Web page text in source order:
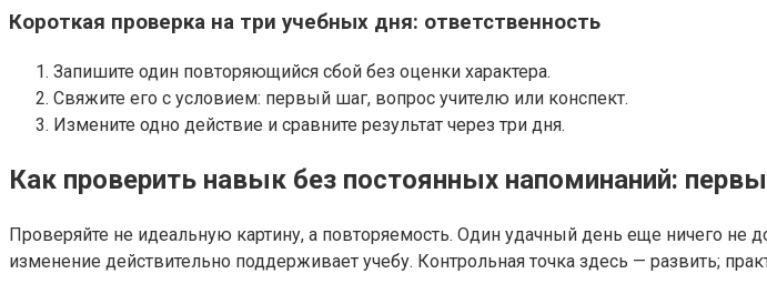
Короткая проверка на три учебных дня: ответственность
Запишите один повторяющийся сбой без оценки характера.
Свяжите его с условием: первый шаг, вопрос учителю или конспект.
Измените одно действие и сравните результат через три дня.
Как проверить навык без постоянных напоминаний:
Проверяйте не идеальную картину, а повторяемость. Один удачный день еще ничего
изменение действительно поддерживает учебу. Контрольная точка здесь — развить;